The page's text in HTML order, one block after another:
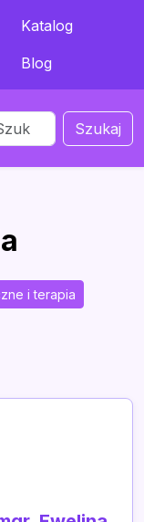
Katalog
Blog
Szukaj
i terapia